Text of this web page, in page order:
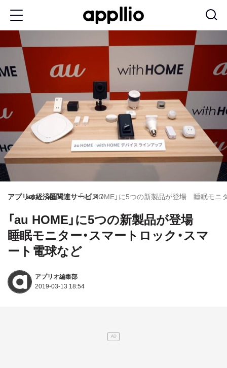
ン
ツ
移
動
アプリオau経済圏au関連サービス「au HOME」に5つの新製品が登場 睡眠モニ
「au HOME」に5つの新製品が登場
睡眠モニター・スマートロック・スマ
ート電球など
アプリオ編集部
2019-03-13 18:54